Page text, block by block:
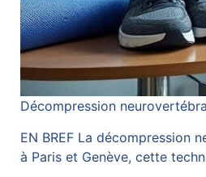
Décompression
EN BREF La décompression
à Paris et Genève, cette